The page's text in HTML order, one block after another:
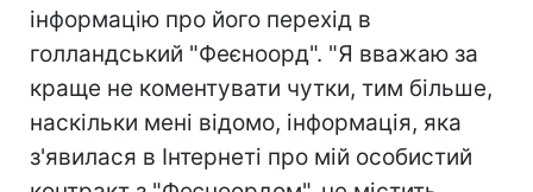
інформацію про його перехід в
голландський "Феєноорд". "Я вважаю за
краще не коментувати чутки, тим більше,
наскільки мені відомо, інформація, яка
з'явилася в Інтернеті про мій особистий